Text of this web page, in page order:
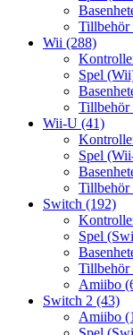
Tillbehör
Wii (288)
Spel
Wii-U (41)
Spel
Switch (192)
Spel
Tillbehör
Amiibo
Switch 2 (43)
Amiibo